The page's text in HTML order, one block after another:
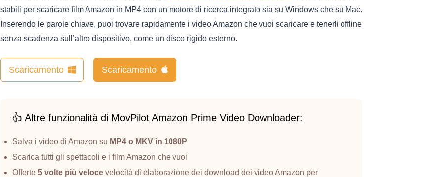
stabili per scaricare film Amazon in MP4 con un motore di ricerca integrato sia su Windows che su Mac.
Inserendo le parole chiave, puoi trovare rapidamente i video Amazon che vuoi scaricare e tenerli offline
senza scadenza sull’altro dispositivo, come un disco rigido esterno.
Scaricamento Scaricamento
👍 Altre funzionalità di MovPilot Amazon Prime Video Downloader:
Salva i video di Amazon su MP4 o MKV in 1080P
Scarica tutti gli spettacoli e i film Amazon che vuoi
Offerte 5 volte più veloce velocità di elaborazione dei download dei video Amazon per